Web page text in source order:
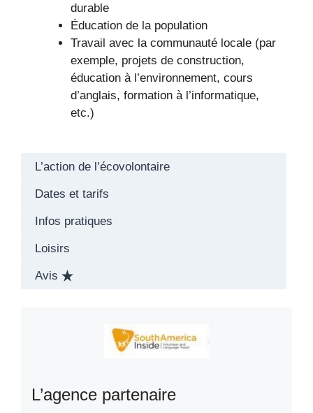
durable
Éducation de la population
Travail avec la communauté locale (par
exemple, projets de construction,
éducation à l’environnement, cours
d’anglais, formation à l’informatique,
etc.)
L’action de l’écovolontaire
Dates et tarifs
Infos pratiques
Loisirs
Avis
L’agence partenaire